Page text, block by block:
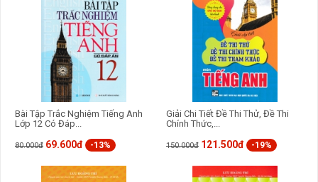
Bài Tập Trắc Nghiệm Tiếng Anh
Lớp 12 Có Đáp...
80.000đ 69.600đ -13%
Giải Chi Tiết Đề Thi Thử, Đề Thi
Chính Thức,...
150.000đ 121.500đ -19%